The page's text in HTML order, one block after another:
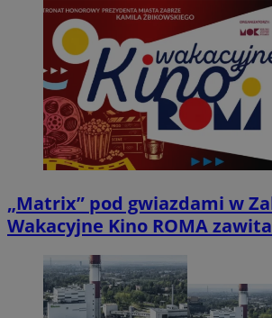
„Matrix” pod gwiazdami w
Wakacyjne Kino ROMA